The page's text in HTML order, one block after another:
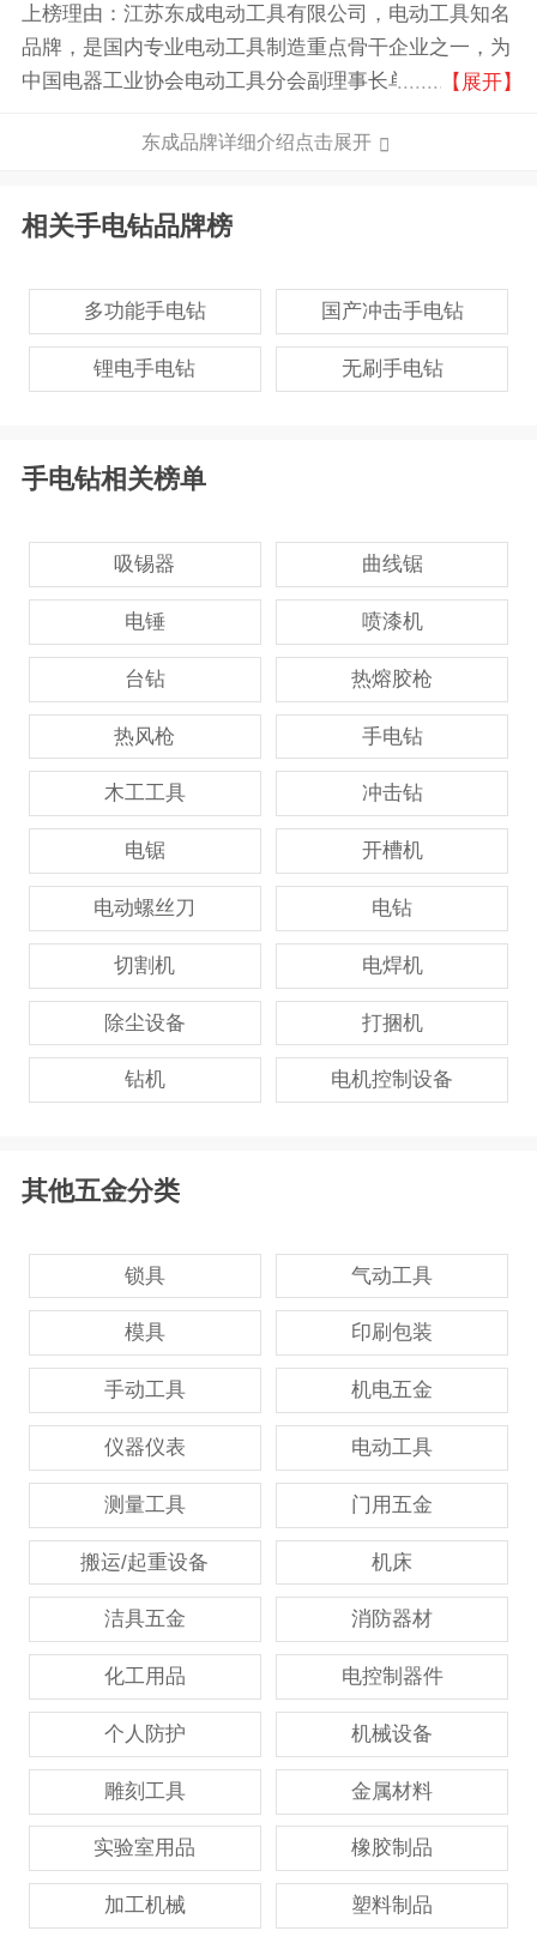
上榜理由：江苏东成电动工具有限公司，电动工具知名
品牌，是国内专业电动工具制造重点骨干企业之一，为
中国电器工业协会电动工具分会副理事长单位，旗下主
制造等产品。
【展开】
东成品牌详细介绍点击展开
相关手电钻品牌榜
多功能手电钻 国产冲击手电钻
锂电手电钻 无刷手电钻
手电钻相关榜单
吸锡器 曲线锯
电锤 喷漆机
台钻 热熔胶枪
热风枪 手电钻
木工工具 冲击钻
电锯 开槽机
电动螺丝刀 电钻
切割机 电焊机
除尘设备 打捆机
钻机 电机控制设备
其他五金分类
锁具 气动工具
模具 印刷包装
手动工具 机电五金
仪器仪表 电动工具
测量工具 门用五金
搬运/起重设备 机床
洁具五金 消防器材
化工用品 电控制器件
个人防护 机械设备
雕刻工具 金属材料
实验室用品 橡胶制品
加工机械 塑料制品